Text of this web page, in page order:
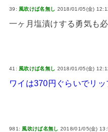
39: 風吹けば名無し 2018/01/05(金)
一ヶ月塩漬けする勇気も
41:風吹けば名無し 2018/01/05(金)
ワイは370円ぐらいでリ
981: 風吹けば名無し 2018/01/05(金)